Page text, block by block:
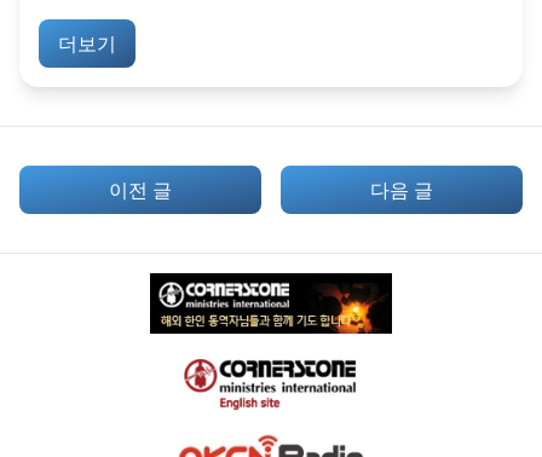
더보기
이전 글 다음 글